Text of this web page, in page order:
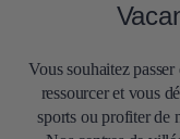
Vous souhaitez
ressourcer et vous
sports ou profiter de